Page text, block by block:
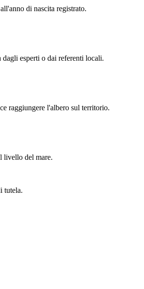
di nascita registrato.
dagli esperti o dai referenti locali.
raggiungere l'albero sul territorio.
livello del mare.
tutela.